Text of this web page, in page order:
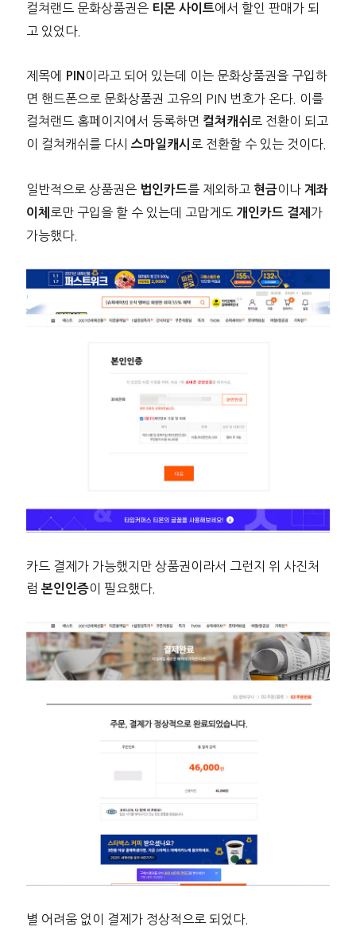
컬쳐랜드 문화상품권은 티몬 사이트에서 할인 판매가 되
고 있었다.
제목에 PIN 이라고 되어 있는데 이는 문화상품권을 구입하
면 핸드폰으로 문화상품권 고유의 PIN 번호가 온다. 이를
컬쳐랜드 홈페이지에서 등록하면 컬쳐캐쉬 로 전환이 되고
이 컬쳐캐쉬를 다시 스마일캐시 로 전환할 수 있는 것이다.
일반적으로 상품권은 법인카드를 제외하고 현금이나 계좌
이체 로만 구입을 할 수 있는데 고맙게도 개인카드 결제 가
가능했다.
카드 결제가 가능했지만 상품권이라서 그런지 위 사진처
럼 본인인증이 필요했다.
별 어려움 없이 결제가 정상적으로 되었다.